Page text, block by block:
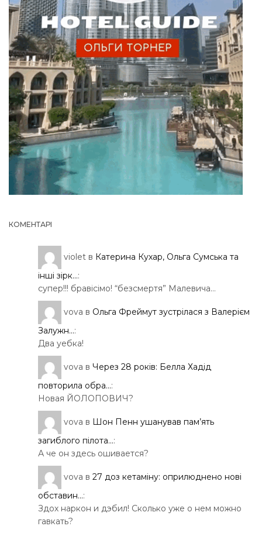
КОМЕНТАРІ
violet в Катерина Кухар, Ольга Сумська та
інші зірк...:
супер!!! бравісімо! “безсмертя” Малевича…
vova в Ольга Фреймут зустрілася з Валерієм
Залужн...:
Два уебка!
vova в Через 28 років: Белла Хадід
повторила обра...:
Новая ЙОЛОПОВИЧ?
vova в Шон Пенн ушанував пам’ять
загиблого пілота...:
А че он здесь ошивается?
vova в 27 доз кетаміну: оприлюднено нові
обставин...:
Здох наркон и дэбил! Сколько уже о нем можно
гавкать?